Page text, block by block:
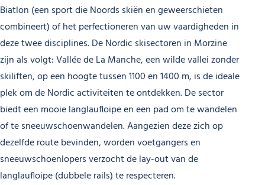
Biatlon (een sport die Noords skiën en geweerschieten
combineert) of het perfectioneren van uw vaardigheden in
deze twee disciplines. De Nordic skisectoren in Morzine
zijn als volgt: Vallée de La Manche, een wilde vallei zonder
skiliften, op een hoogte tussen 1100 en 1400 m, is de ideale
plek om de Nordic activiteiten te ontdekken. De sector
biedt een mooie langlaufloipe en een pad om te wandelen
of te sneeuwschoenwandelen. Aangezien deze zich op
dezelfde route bevinden, worden voetgangers en
sneeuwschoenlopers verzocht de lay-out van de
langlaufloipe (dubbele rails) te respecteren.